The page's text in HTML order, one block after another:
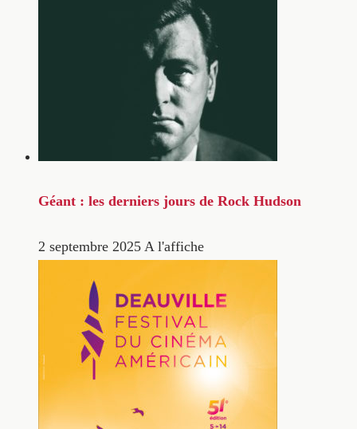
Géant : les derniers jours de Rock Hudson
2 septembre 2025 A l'affiche